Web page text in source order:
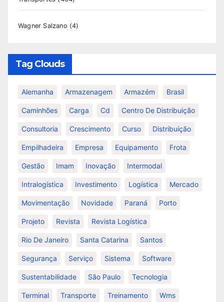
Wagner Salzano (4)
Tag Clouds
Alemanha Armazenagem Armazém Brasil
Caminhões Carga Cd Centro De Distribuição
Consultoria Crescimento Curso Distribuição
Empilhadeira Empresa Equipamento Frota
Gestão Imam Inovação Intermodal
Intralogística Investimento Logística Mercado
Movimentação Novidade Paraná Porto
Projeto Revista Revista Logística
Rio De Janeiro Santa Catarina Santos
Segurança Serviço Sistema Software
Sustentabilidade São Paulo Tecnologia
Terminal Transporte Treinamento Wms